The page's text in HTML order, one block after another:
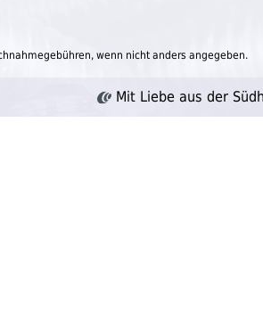
wenn nicht anders angegeben.
Mit Liebe aus der